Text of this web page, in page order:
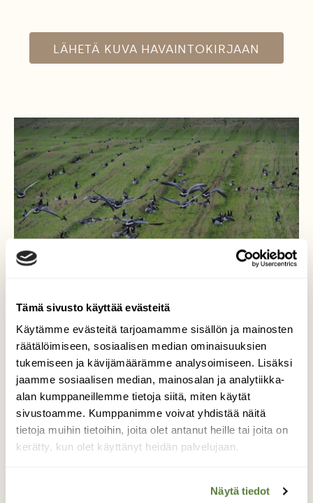
Tämä sivusto käyttää evästeitä
Käytämme evästeitä tarjoamamme sisällön ja mainosten
räätälöimiseen, sosiaalisen median ominaisuuksien
tukemiseen ja kävijämäärämme analysoimiseen. Lisäksi
jaamme sosiaalisen median, mainosalan ja analytiikka-
alan kumppaneillemme tietoja siitä, miten käytät
sivustoamme. Kumppanimme voivat yhdistää näitä
tietoja muihin tietoihin, joita olet antanut heille tai joita on
kerätty, kun olet käyttänyt heidän palvelujaan.
Näytä tiedot
LÄHETÄ KUVA HAVAINTOKIRJAAN
Lentoharjoituksia
Valkoposkihanhien joukosta nousi vähän
väliä jokin ryhmä ilmaan laskeutuakseen
pian takaisin maahan.
Valokuvaaja: Martti Valtonen, Värtsilä 28.9.2025
TAKAISIN LISTAAN